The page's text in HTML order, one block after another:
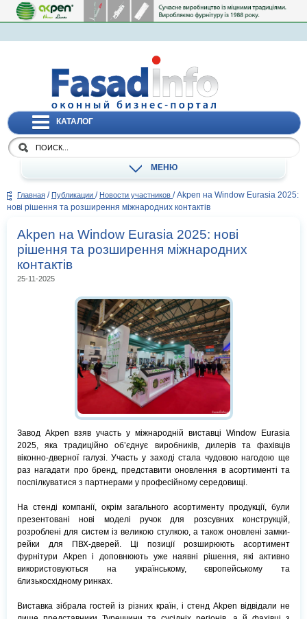
КАТАЛОГ
МЕНЮ
Главная / Публикации / Новости участников / Akpen на Window Eurasia 2025:
нові рішення та розширення міжнародних контактів
Akpen на Window Eurasia 2025: нові
рішення та розширення міжнародних
контактів
25-11-2025
Завод Akpen взяв участь у міжнародній виставці Window Eurasia
2025, яка традиційно об’єднує виробників, дилерів та фахівців
віконно-дверної галузі. Участь у заході стала чудовою нагодою ще
раз нагадати про бренд, представити оновлення в асортименті та
поспілкуватися з партнерами у професійному середовищі.
На стенді компанії, окрім загального асортименту продукції, були
презентовані нові моделі ручок для розсувних конструкцій,
розроблені для систем із великою стулкою, а також оновлені замки-
рейки для ПВХ-дверей. Ці позиції розширюють асортимент
фурнітури Akpen і доповнюють уже наявні рішення, які активно
використовуються на українському, європейському та
близькосхідному ринках.
Виставка зібрала гостей із різних країн, і стенд Akpen відвідали не